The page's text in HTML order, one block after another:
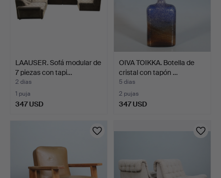
LAAUSER. Sofá modular de
7 piezas con tapi…
2 días
1 puja
347 USD
OIVA TOIKKA. Botella de
cristal con tapón …
5 días
2 pujas
347 USD